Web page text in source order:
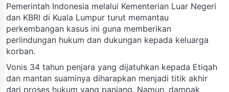
Pemerintah Indonesia melalui Kementerian Luar Negeri
dan KBRI di Kuala Lumpur turut memantau
perkembangan kasus ini guna memberikan
perlindungan hukum dan dukungan kepada keluarga
korban.
Vonis 34 tahun penjara yang dijatuhkan kepada Etiqah
dan mantan suaminya diharapkan menjadi titik akhir
dari proses hukum yang panjang. Namun, dampak